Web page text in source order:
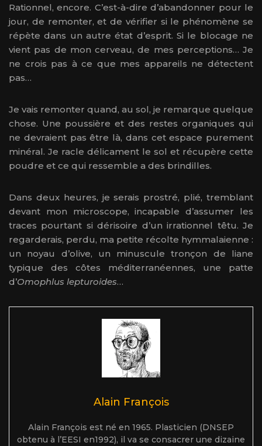
Rationnel, encore. C’est-à-dire d’abandonner pour le
jour, de remonter, et de vérifier si le phénomène se
répète dans un autre état d’esprit. Si le blocage ne
vient pas de mon cerveau, de mes perceptions… Je
ne crois pas à ce que mes appareils ne détectent
pas…
Je vais remonter quand, au sol, je remarque quelque
chose. Une poussière et des restes organiques qui
ne devraient pas être là, dans cet espace purement
minéral. Je racle délicament le sol et récupère cette
poudre et ce qui ressemble a des brindilles.
Dans deux heures, je serais prostré, plié, tremblant
devant mon microscope, incapable d’assumer les
traces pourtant si dérisoire d’un irrationnel têtu. Je
regarderais, perdu, ma petite récolte hymmalaienne :
un noyau d’olive, un minuscule tronçon de liane
typique des côtes méditerranéennes, une patte
d’Omophlus lepturoides…
Alain François
Alain François est né en 1965. Plasticien (DNSEP
obtenu à l’EESI en1992), il va se consacrer une dizaine